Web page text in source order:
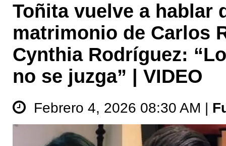
Toñita vuelve a hablar
matrimonio de Carlos
Cynthia Rodríguez:
no se juzga” | VIDEO
Febrero 4, 2026 08:30 AM |